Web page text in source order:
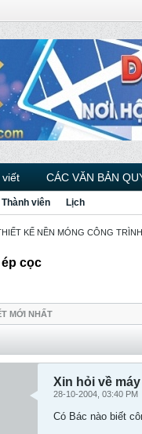
viết CÁC VĂN BẢN
Thành viên Lịch
KẾ NỀN MÓNG CÔNG TRÌNH
cọc
MỚI NHẤT
Xin hỏi về
28-10-2004, 03:40 PM
Có Bác nào biết